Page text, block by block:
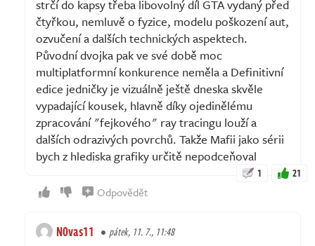
strčí do kapsy třeba libovolný díl GTA vydaný před
čtyřkou, nemluvě o fyzice, modelu poškození aut,
ozvučení a dalších technických aspektech.
Původní dvojka pak ve své době moc
multiplatformní konkurence neměla a Definitivní
edice jedničky je vizuálně ještě dneska skvěle
vypadající kousek, hlavně díky ojedinělému
zpracování "fejkového" ray tracingu louží a
dalších odrazivých povrchů. Takže Mafii jako sérii
bych z hlediska grafiky určitě nepodceňoval
1 21
Odpovědět
N0vas11 pátek, 11. 7., 11:48